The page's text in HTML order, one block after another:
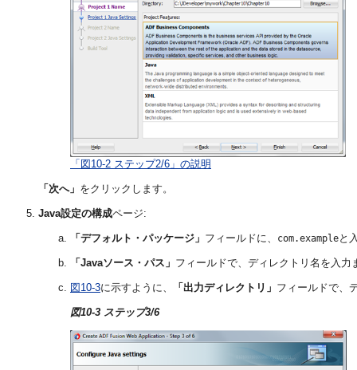
「図10-2 ステップ2/6」の説明
「次へ」 をクリックします。
Java設定の構成ページ:
「デフォルト・パッケージ」 フィールドに、 com.exampleと
「Javaソース・パス」 フィールドで、ディレクトリ名を入
図10-3に示すように、 「出力ディレクトリ」 フィールドで、
図10-3 ステップ3/6